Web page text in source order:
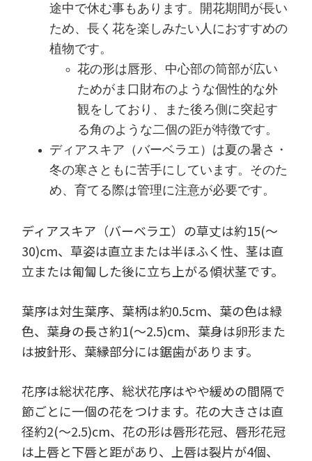
途中で休む事もあります。開花期間が長い
ため、長く花を楽しみたい人におすすめの
植物です。
花の形は唇形、中心部の筒部が広い
ためがま口財布のような個性的な外
観をしており、また後ろ側に突起す
る角のような二個の距が特徴です。
ディアスキア（バーベラエ）は夏の暑さ・
冬の寒さともに苦手にしています。そのた
め、育てる際は管理に注意が必要です。
ディアスキア（バーベラエ）の草丈は約15(～
30)cm、草姿は直立または半ほふく性、茎は直
立または匍匐した後に立ち上がる傾状茎です。
葉序は対生葉序、葉柄は約0.5cm、葉の色は緑
色、葉身の長さ約1(～2.5)cm、葉身は卵形また
は披針形、葉縁部分には鋸歯があります。
花序は総状花序、総状花序はやや緩めの間隔で
節ごとに一個の花をつけます。花の大きさは直
径約2(～2.5)cm、花の形は唇形花冠、唇形花冠
は上唇と下唇と距があり、上唇は裂片が4個、